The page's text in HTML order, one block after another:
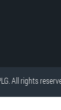
All rights